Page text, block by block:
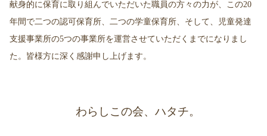
献身的に保育に取り組んでいただいた職員の方々の力が、 この20
年間で二つの認可保育所、 二つの学童保育所、そして、児童発達
支援事業所の5つの事業所を運営させていただくまでになりまし
た。 皆様方に深く感謝申し上げます。
わらしこの会、ハタチ。